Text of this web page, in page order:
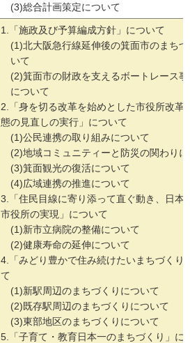
(3)総合計画策定について
1.「施政及び予算編成方針」について
(1)北大阪急行線延伸後の箕面市のまち
いて
(2)箕面市の財政を支えるボートレース
について
2.「身を切る改革を始めとした市役所改革
態の見直しの実行」について
(1)公民連携の取り組みについて
(2)地域コミュニティーと防災の関わり
(3)箕面観光の復活について
(4)広域連携の推進について
3.「住民目線に寄り添って直ぐ動き、日本
市役所の実現」について
(1)新市立病院の整備について
(2)健康寿命の延伸について
4.「みどり豊かで住み続けたいまちづくり
て
(1)新駅周辺のまちづくりについて
(2)既存駅周辺のまちづくりについて
(3)東部地区のまちづくりについて
5.「子育て・教育日本一のまちづくり」に